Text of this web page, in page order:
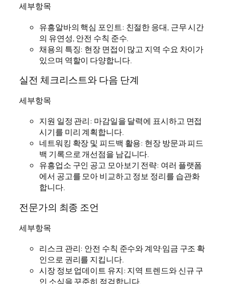
세부항목
유흥알바의 핵심 포인트: 친절한 응대, 근무 시간
의 유연성, 안전 수칙 준수.
채용의 특징: 현장 면접이 많고 지역 수요 차이가
있으며 역할이 다양합니다.
실전 체크리스트와 다음 단계
세부항목
지원 일정 관리: 마감일을 달력에 표시하고 면접
시기를 미리 계획합니다.
네트워킹 확장 및 피드백 활용: 현장 방문과 피드
백 기록으로 개선점을 남깁니다.
유흥업소 구인 공고 모아보기 전략: 여러 플랫폼
에서 공고를 모아 비교하고 정보 정리를 습관화
합니다.
전문가의 최종 조언
세부항목
리스크 관리: 안전 수칙 준수와 계약·임금 구조 확
인으로 권리를 지킵니다.
시장 정보 업데이트 유지: 지역 트렌드와 신규 구
인 소식을 꾸준히 점검합니다.